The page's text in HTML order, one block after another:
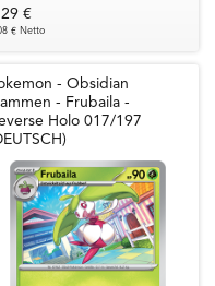
€
€ Netto
- Obsidian
- Frubaila -
Holo 017/197